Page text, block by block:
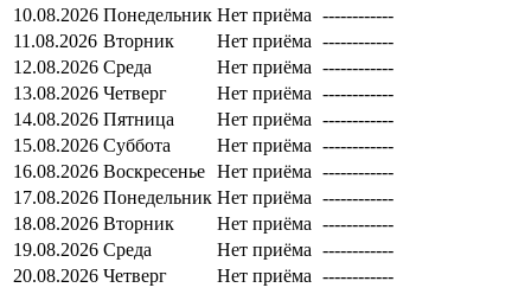
10.08.2026 Понедельник Нет приёма ------------
11.08.2026 Вторник Нет приёма ------------
12.08.2026 Среда Нет приёма ------------
13.08.2026 Четверг Нет приёма ------------
14.08.2026 Пятница Нет приёма ------------
15.08.2026 Суббота Нет приёма ------------
16.08.2026 Воскресенье Нет приёма ------------
17.08.2026 Понедельник Нет приёма ------------
18.08.2026 Вторник Нет приёма ------------
19.08.2026 Среда Нет приёма ------------
20.08.2026 Четверг Нет приёма ------------